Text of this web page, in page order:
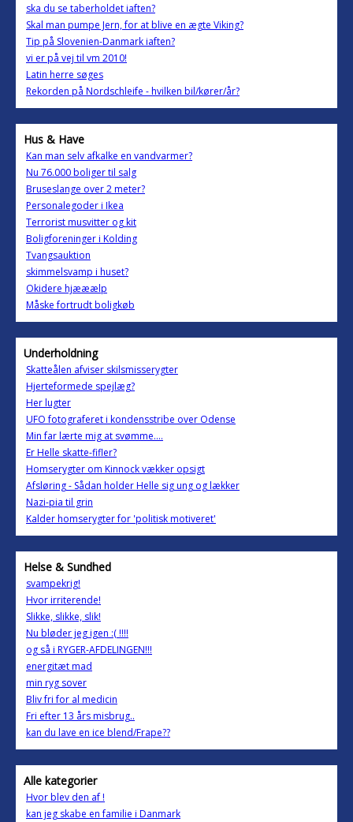
ska du se taberholdet iaften?
Skal man pumpe Jern, for at blive en ægte Viking?
Tip på Slovenien-Danmark iaften?
vi er på vej til vm 2010!
Latin herre søges
Rekorden på Nordschleife - hvilken bil/kører/år?
Hus & Have
Kan man selv afkalke en vandvarmer?
Nu 76.000 boliger til salg
Bruseslange over 2 meter?
Personalegoder i Ikea
Terrorist musvitter og kit
Boligforeninger i Kolding
Tvangsauktion
skimmelsvamp i huset?
Okidere hjææælp
Måske fortrudt boligkøb
Underholdning
Skatteålen afviser skilsmisserygter
Hjerteformede spejlæg?
Her lugter
UFO fotograferet i kondensstribe over Odense
Min far lærte mig at svømme....
Er Helle skatte-fifler?
Homserygter om Kinnock vækker opsigt
Afsløring - Sådan holder Helle sig ung og lækker
Nazi-pia til grin
Kalder homserygter for 'politisk motiveret'
Helse & Sundhed
svampekrig!
Hvor irriterende!
Slikke, slikke, slik!
Nu bløder jeg igen :( !!!!
og så i RYGER-AFDELINGEN!!!
energitæt mad
min ryg sover
Bliv fri for al medicin
Fri efter 13 års misbrug..
kan du lave en ice blend/Frape??
Alle kategorier
Hvor blev den af !
kan jeg skabe en familie i Danmark